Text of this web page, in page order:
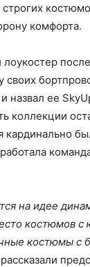
комфорта.
назвал ее
коллекции
кардинально
на идее
костюмов с
костюмы с